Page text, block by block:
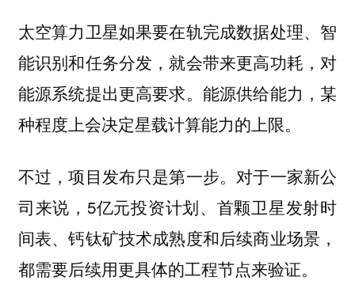
太空算力卫星如果要在轨完成数据处理、智
能识别和任务分发，就会带来更高功耗，对
能源系统提出更高要求。 能源供给能力，某
种程度上会决定星载计算能力的上限。
不过，项目发布只是第一步。对于一家新公
司来说，5亿元投资计划、首颗卫星发射时
间表、钙钛矿技术成熟度和后续商业场景，
都需要后续用更具体的工程节点来验证。